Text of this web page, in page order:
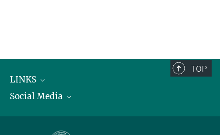
TOP
LINKS
Max-Planck-Institut für biologische Intelligenz
Social Media